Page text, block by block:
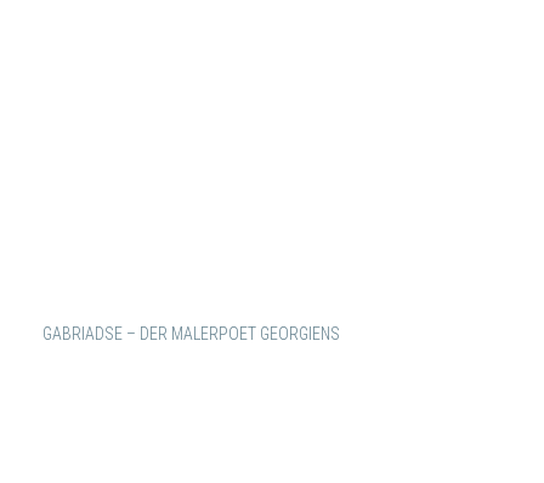
GABRIADSE – DER MALERPOET GEORGIENS